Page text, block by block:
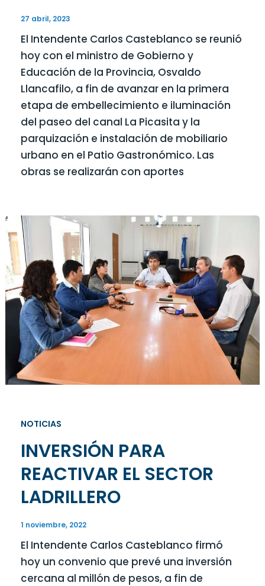
27 abril, 2023
El Intendente Carlos Casteblanco se reunió
hoy con el ministro de Gobierno y
Educación de la Provincia, Osvaldo
Llancafilo, a fin de avanzar en la primera
etapa de embellecimiento e iluminación
del paseo del canal La Picasita y la
parquización e instalación de mobiliario
urbano en el Patio Gastronómico. Las
obras se realizarán con aportes
NOTICIAS
INVERSIÓN PARA
REACTIVAR EL SECTOR
LADRILLERO
1 noviembre, 2022
El Intendente Carlos Casteblanco firmó
hoy un convenio que prevé una inversión
cercana al millón de pesos, a fin de